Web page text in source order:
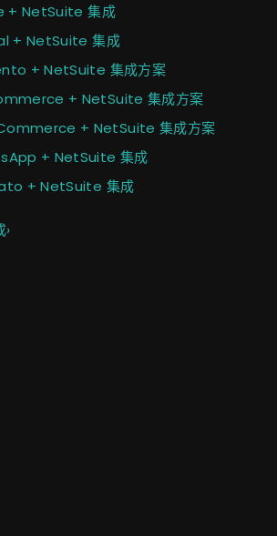
+ NetSuite 集成
+ NetSuite 集成
+ NetSuite 集成方案
+ NetSuite 集成方案
+ NetSuite 集成方案
+ NetSuite 集成
+ NetSuite 集成
›